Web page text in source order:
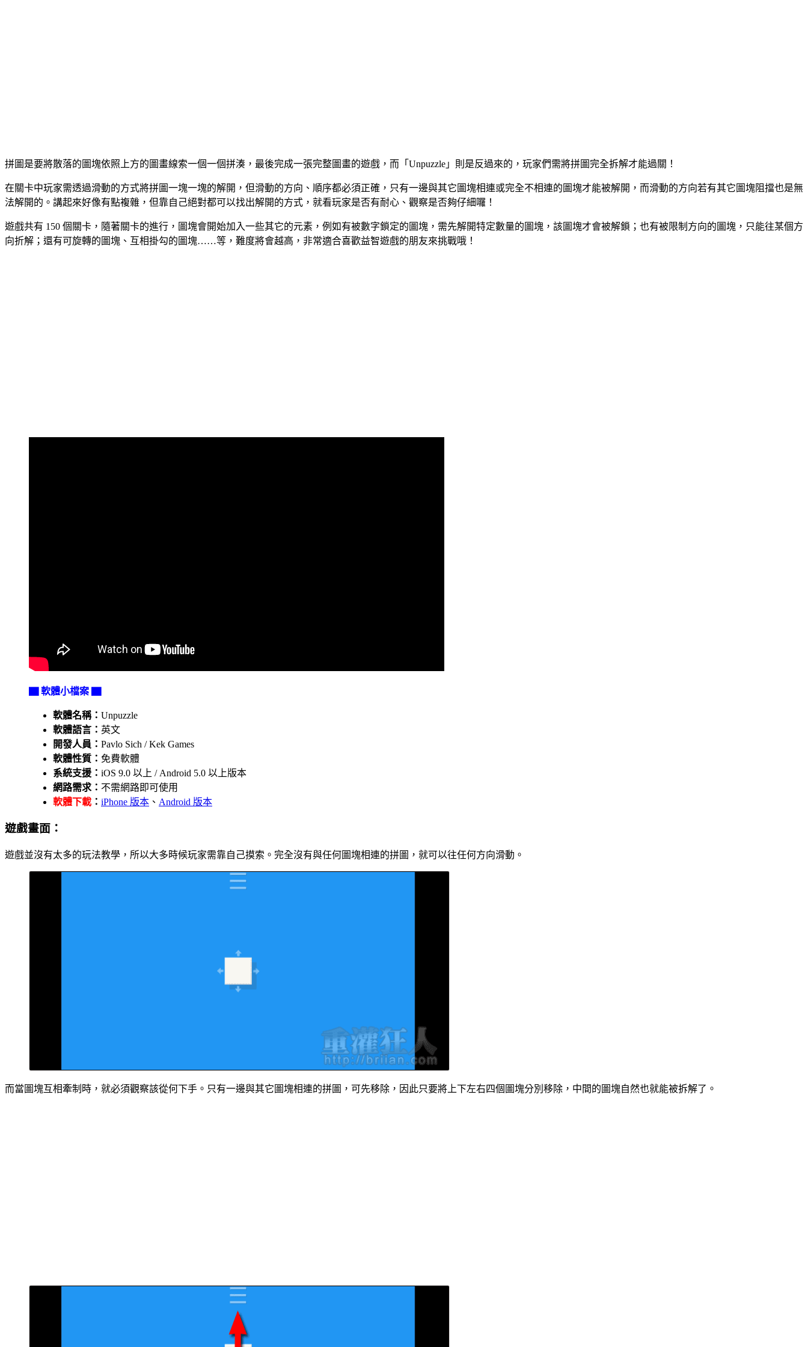
拼圖是要將散落的圖塊依照上方的圖畫線索一個一個拼湊，最後完成一張完整圖畫的遊戲，而「Unpuzzle」則是反過來的，玩家們需將拼圖完全拆解才能過關！
在關卡中玩家需透過滑動的方式將拼圖一塊一塊的解開，但滑動的方向、順序都必須正確，只有一邊與其它圖塊相連或完全不相連的圖塊才能被解開，而滑動的方向若有其它圖塊阻擋也是無
法解開的。講起來好像有點複雜，但靠自己絕對都可以找出解開的方式，就看玩家是否有耐心、觀察是否夠仔細囉！
遊戲共有 150 個關卡，隨著關卡的進行，圖塊會開始加入一些其它的元素，例如有被數字鎖定的圖塊，需先解開特定數量的圖塊，該圖塊才會被解鎖；也有被限制方向的圖塊，只能往某個方
向折解；還有可旋轉的圖塊、互相掛勾的圖塊……等，難度將會越高，非常適合喜歡益智遊戲的朋友來挑戰哦！
▇ 軟體小檔案 ▇
軟體名稱： Unpuzzle
軟體語言： 英文
開發人員： Pavlo Sich / Kek Games
軟體性質： 免費軟體
系統支援： iOS 9.0 以上 / Android 5.0 以上版本
網路需求： 不需網路即可使用
軟體下載 ： iPhone 版本 、 Android 版本
遊戲畫面：
遊戲並沒有太多的玩法教學，所以大多時候玩家需靠自己摸索。完全沒有與任何圖塊相連的拼圖，就可以往任何方向滑動。
而當圖塊互相牽制時，就必須觀察該從何下手。只有一邊與其它圖塊相連的拼圖，可先移除，因此只要將上下左右四個圖塊分別移除，中間的圖塊自然也就能被拆解了。